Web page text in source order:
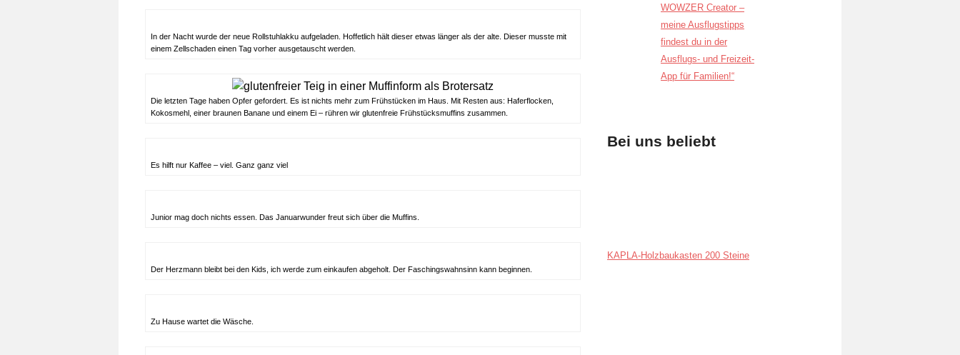
In der Nacht wurde der neue Rollstuhlakku aufgeladen. Hoffetlich hält dieser etwas länger als der alte. Dieser musste mit
einem Zellschaden einen Tag vorher ausgetauscht werden.
Die letzten Tage haben Opfer gefordert. Es ist nichts mehr zum Frühstücken im Haus. Mit Resten aus: Haferflocken,
Kokosmehl, einer braunen Banane und einem Ei – rühren wir glutenfreie Frühstücksmuffins zusammen.
Es hilft nur Kaffee – viel. Ganz ganz viel
Junior mag doch nichts essen. Das Januarwunder freut sich über die Muffins.
Der Herzmann bleibt bei den Kids, ich werde zum einkaufen abgeholt. Der Faschingswahnsinn kann beginnen.
Zu Hause wartet die Wäsche.
Bei uns beliebt
KAPLA-Holzbaukasten 200 Steine